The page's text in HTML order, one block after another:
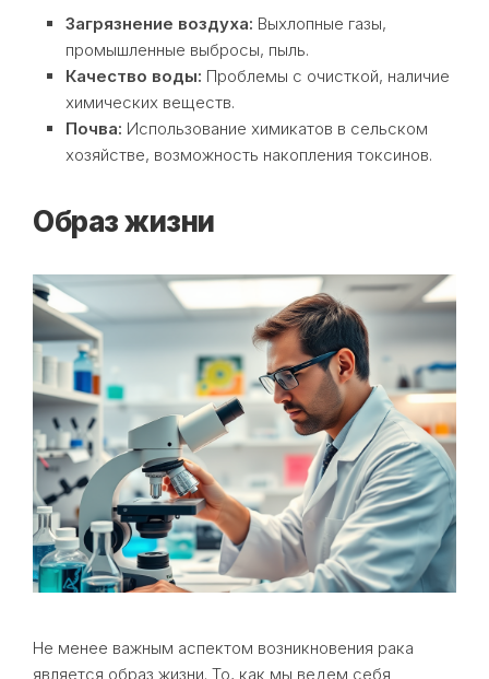
Загрязнение воздуха: Выхлопные газы,
промышленные выбросы, пыль.
Качество воды: Проблемы с очисткой, наличие
химических веществ.
Почва: Использование химикатов в сельском
хозяйстве, возможность накопления токсинов.
Образ жизни
Не менее важным аспектом возникновения рака
является образ жизни. То, как мы ведем себя